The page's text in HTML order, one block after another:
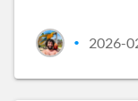
• 2026-